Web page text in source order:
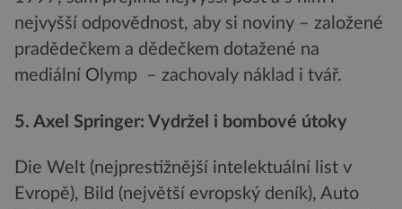
nejvyšší odpovědnost, aby si noviny – založené
pradědečkem a dědečkem dotažené na
mediální Olymp – zachovaly náklad i tvář.
5. Axel Springer: Vydržel i bombové útoky
Die Welt (nejprestižnější intelektuální list v
Evropě), Bild (největší evropský deník), Auto